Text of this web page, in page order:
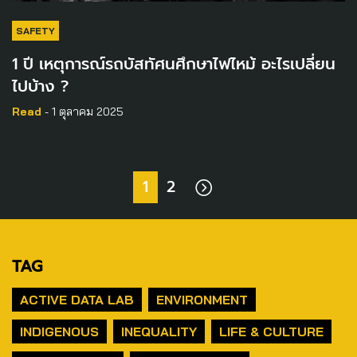
SAFETY
1 ปี เหตุการณ์รถบัสทัศนศึกษาไฟไหม้ อะไรเปลี่ยน
ไปบ้าง ?
Read - 1 ตุลาคม 2025
1 2
TAG
ACTIVE DATA LAB
ENVIRONMENT
INDIGENOUS
INEQUALITY
LIFE & CULTURE